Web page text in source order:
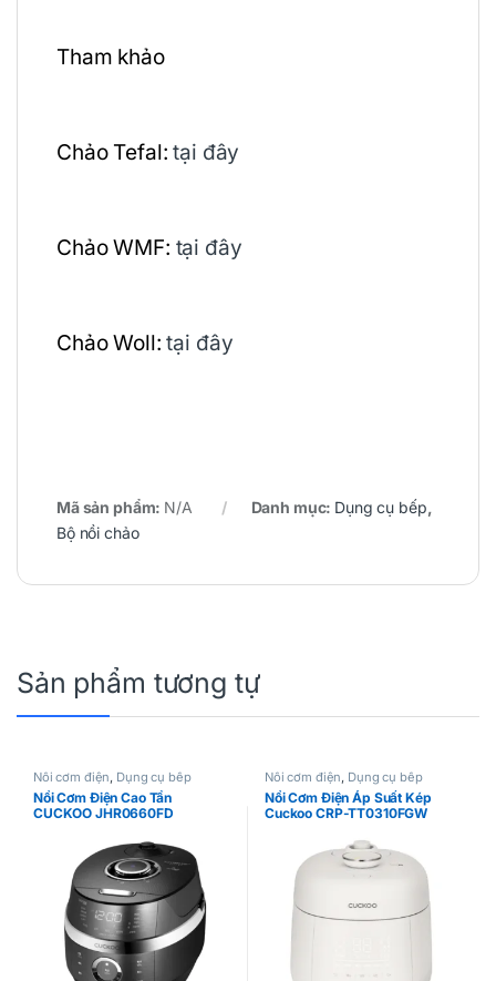
Tham khảo
Chảo Tefal: tại đây
Chảo WMF: tại đây
Chảo Woll:tại đây
Mã sản phẩm: N/A Danh mục: Dụng cụ bếp,
Bộ nồi chảo
Sản phẩm tương tự
Nồi cơm điện, Dụng cụ bếp
Nồi Cơm Điện Cao Tần
CUCKOO JHR0660FD
Nồi cơm điện, Dụng cụ bếp
Nồi Cơm Điện Áp Suất Kép
Cuckoo CRP-TT0310FGW